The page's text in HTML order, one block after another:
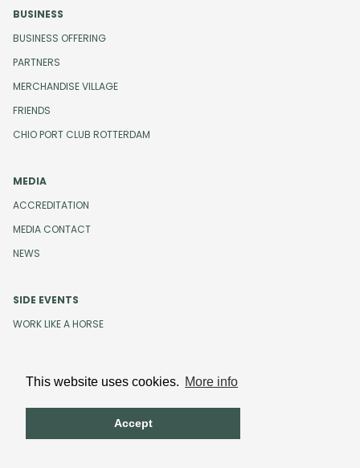
This website uses cookies. More info
Accept
BUSINESS
BUSINESS OFFERING
PARTNERS
MERCHANDISE VILLAGE
FRIENDS
CHIO PORT CLUB ROTTERDAM
MEDIA
ACCREDITATION
MEDIA CONTACT
NEWS
SIDE EVENTS
WORK LIKE A HORSE
Design and development byBeeldr